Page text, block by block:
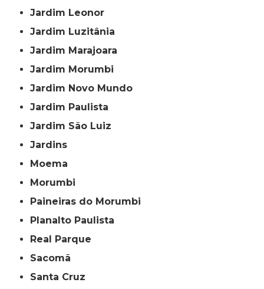
Jardim Leonor
Jardim Luzitânia
Jardim Marajoara
Jardim Morumbi
Jardim Novo Mundo
Jardim Paulista
Jardim São Luiz
Jardins
Moema
Morumbi
Paineiras do Morumbi
Planalto Paulista
Real Parque
Sacomã
Santa Cruz